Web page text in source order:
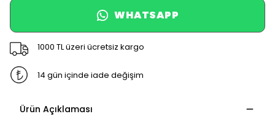
WHATSAPP
1000 TL üzeri ücretsiz kargo
14 gün içinde iade değişim
Ürün Açıklaması